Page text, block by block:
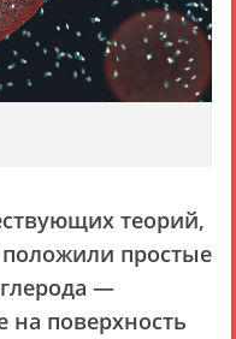
теорий,
простые
—
поверхность